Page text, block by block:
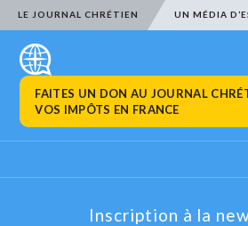
LE JOURNAL CHRÉTIEN UN MÉDIA
FAITES UN DON AU JOURNAL
VOS IMPÔTS EN FRANCE
Inscription à la